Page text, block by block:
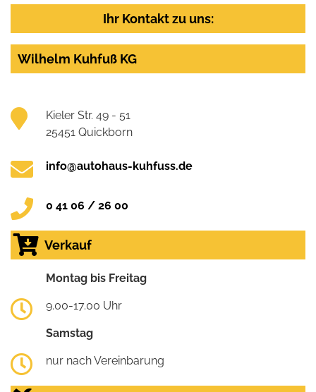
Ihr Kontakt zu uns:
Wilhelm Kuhfuß KG
Kieler Str. 49 - 51
25451 Quickborn
info@autohaus-kuhfuss.de
0 41 06 / 26 00
Verkauf
Montag bis Freitag
9.00-17.00 Uhr
Samstag
nur nach Vereinbarung